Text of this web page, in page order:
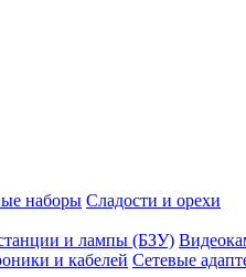
наборы Сладости и орехи
и лампы (БЗУ)
и кабелей Сетевые